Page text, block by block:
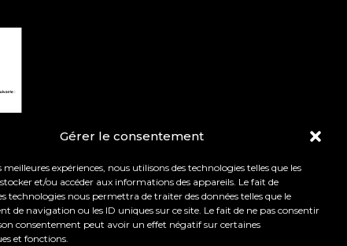
Gérer le consentement
expériences, nous utilisons des technologies telles que les
et/ou accéder aux informations des appareils. Le fait de
technologies nous permettra de traiter des données telles que le
de navigation ou les ID uniques sur ce site. Le fait de ne pas consentir
consentement peut avoir un effet négatif sur certaines
et fonctions.
de l’orientation.Mentions légales